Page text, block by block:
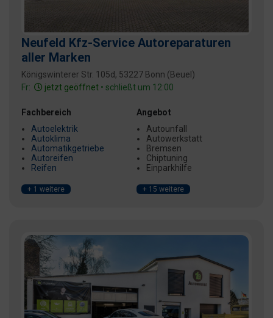
Neufeld Kfz-Service Autoreparaturen
aller Marken
Königswinterer Str. 105d, 53227 Bonn (Beuel)
Fr:
jetzt geöffnet • schließt um 12:00
Fachbereich
Autoelektrik
Autoklima
Automatikgetriebe
Autoreifen
Reifen
+ 1 weitere
Angebot
Autounfall
Autowerkstatt
Bremsen
Chiptuning
Einparkhilfe
+ 15 weitere